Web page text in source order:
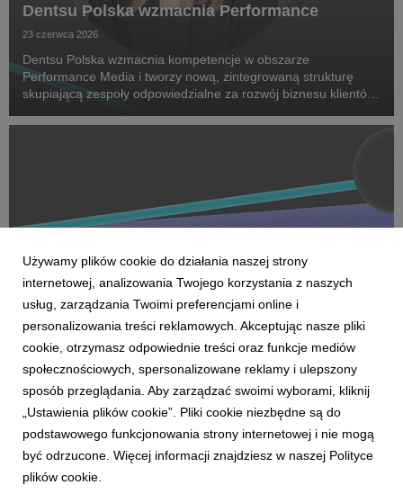
Dentsu Polska wzmacnia Performance
23 czerwca 2026
Dentsu Polska wzmacnia kompetencje w obszarze
Performance Media i tworzy nową, zintegrowaną strukturę
skupiającą zespoły odpowiedzialne za rozwój biznesu klientów
Na czele nowego obszaru stanęła Marta Bińczyk jako H...
AKTUALNOŚCI
Dentsu wzmacnia kompetencje Business
Transformation w Polsce
27 kwietnia 2026
Dentsu rozwija w Polsce kompetencje Business
Transformation (BX), wzmacniając swoją pozycję w obszarze
transformacji biznesowej w erze AI. Zespół BX, którym
Używamy plików cookie do działania naszej strony
internetowej, analizowania Twojego korzystania z naszych
usług, zarządzania Twoimi preferencjami online i
personalizowania treści reklamowych. Akceptując nasze pliki
cookie, otrzymasz odpowiednie treści oraz funkcje mediów
społecznościowych, spersonalizowane reklamy i ulepszony
sposób przeglądania. Aby zarządzać swoimi wyborami, kliknij
„Ustawienia plików cookie”. Pliki cookie niezbędne są do
podstawowego funkcjonowania strony internetowej i nie mogą
być odrzucone. Więcej informacji znajdziesz w naszej Polityce
plików cookie.